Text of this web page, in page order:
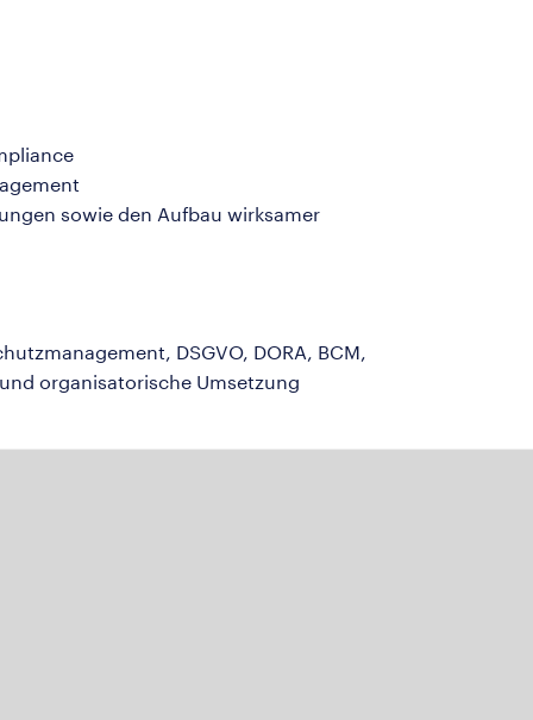
sowie den Aufbau wirksamer
DSGVO, DORA, BCM,
organisatorische Umsetzung